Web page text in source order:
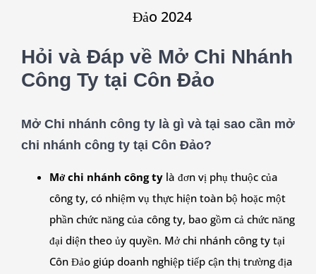
Đảo 2024
Hỏi và Đáp về Mở Chi Nhánh
Công Ty tại Côn Đảo
Mở Chi nhánh công ty là gì và tại sao cần mở
chi nhánh công ty tại Côn Đảo?
Mở chi nhánh công ty là đơn vị phụ thuộc của
công ty, có nhiệm vụ thực hiện toàn bộ hoặc một
phần chức năng của công ty, bao gồm cả chức năng
đại diện theo ủy quyền. Mở chi nhánh công ty tại
Côn Đảo giúp doanh nghiệp tiếp cận thị trường địa